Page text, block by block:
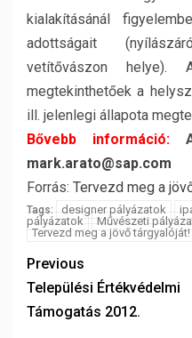
kialakításánál
adottságait
vetítővászon
megtekinthetőek a
ill. jelenlegi állapota
Bővebb információ:
mark.arato@sap.com
Forrás: Tervezd meg a
Tags: designer pályázatok
pályázatok
Művészeti
Tervezd meg a jövő tárgyalóját!
Previous
Települési Értékvédelmi
Támogatás 2012.